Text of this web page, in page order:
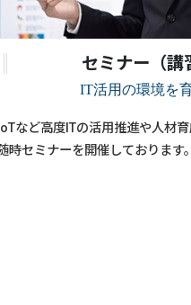
セミナー（講
IT活用の環境を
など高度ITの活用推進や人材育
時セミナーを開催しております。